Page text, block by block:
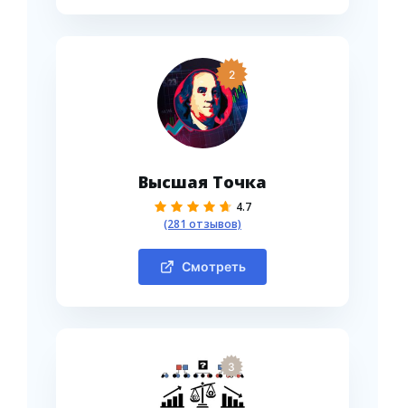
2
Высшая Точка
4.7
(281 отзывов)
Смотреть
3